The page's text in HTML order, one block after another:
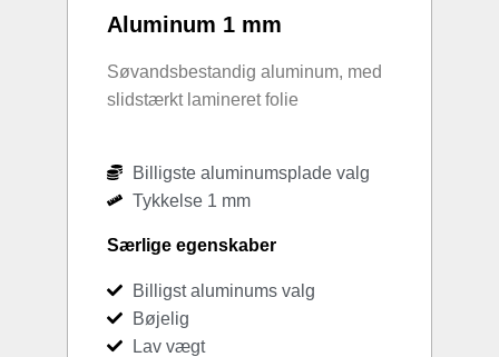
Aluminum 1 mm
Søvandsbestandig aluminum, med
slidstærkt lamineret folie
Billigste aluminumsplade valg
Tykkelse 1 mm
Særlige egenskaber
Billigst aluminums valg
Bøjelig
Lav vægt